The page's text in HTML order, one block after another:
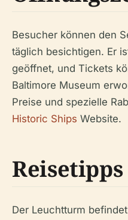
Besucher können den
täglich besichtigen. Er
geöffnet, und Tickets
Baltimore Museum
Preise und spezielle
Historic Ships Website.
Reisetipps
Der Leuchtturm